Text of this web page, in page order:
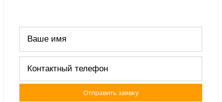
Отправить заявку